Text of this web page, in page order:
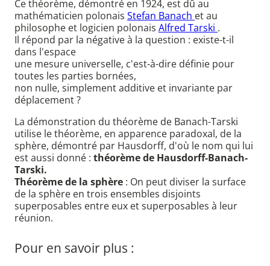
Ce théorème, démontré en 1924, est dû au
mathématicien polonais Stefan Banach et au
philosophe et logicien polonais Alfred Tarski .
Il répond par la négative à la question : existe-t-il
dans l'espace
une mesure universelle, c'est-à-dire définie pour
toutes les parties bornées,
non nulle, simplement additive et invariante par
déplacement ?
La démonstration du théorème de Banach-Tarski
utilise le théorème, en apparence paradoxal, de la
sphère, démontré par Hausdorff, d'où le nom qui lui
est aussi donné : théorème de Hausdorff-Banach-
Tarski.
Théorème de la sphère : On peut diviser la surface
de la sphère en trois ensembles disjoints
superposables entre eux et superposables à leur
réunion.
Pour en savoir plus :